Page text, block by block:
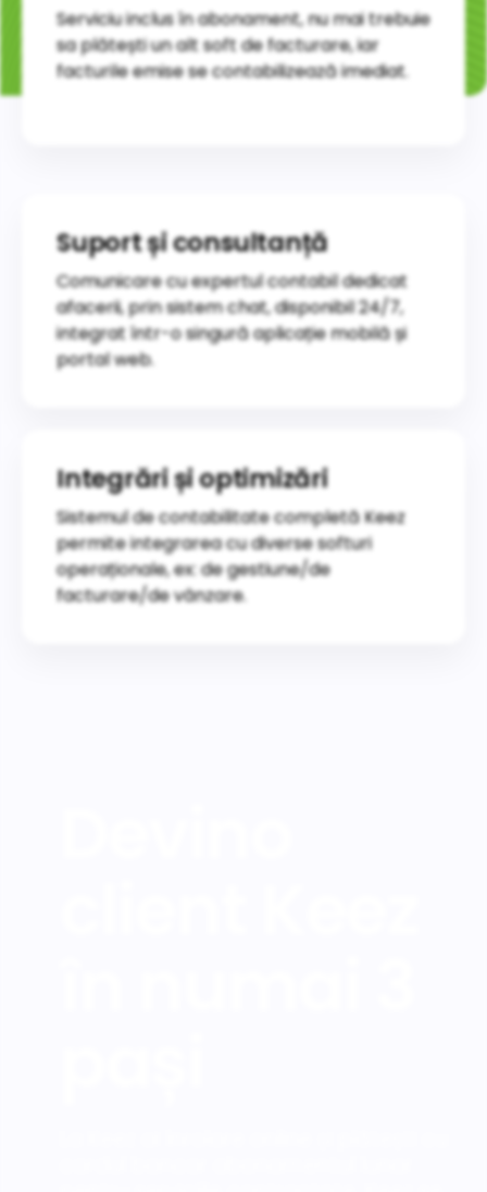
Serviciu inclus în abonament, nu mai trebuie
sa plătești un alt soft de facturare, iar
facturile emise se contabilizează imediat.
Suport și consultanță
Comunicare cu expertul contabil dedicat
afacerii, prin sistem chat, disponibil 24/7,
integrat într-o singură aplicație mobilă și
portal web.
Integrări și optimizări
Sistemul de contabilitate completă Keez
permite integrarea cu diverse softuri
operaționale, ex: de gestiune/de
facturare/de vânzare.